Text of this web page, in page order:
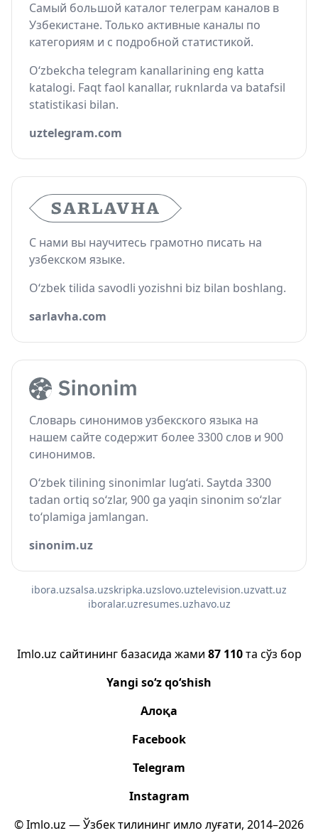
Самый большой каталог телеграм каналов в
Узбекистане. Только активные каналы по
категориям и с подробной статистикой.
O‘zbekcha telegram kanallarining eng katta
katalogi. Faqt faol kanallar, ruknlarda va batafsil
statistikasi bilan.
uztelegram.com
С нами вы научитесь грамотно писать на
узбекском языке.
O‘zbek tilida savodli yozishni biz bilan boshlang.
sarlavha.com
Словарь синонимов узбекского языка на
нашем сайте содержит более 3300 слов и 900
синонимов.
O‘zbek tilining sinonimlar lug‘ati. Saytda 3300
tadan ortiq so‘zlar, 900 ga yaqin sinonim so‘zlar
to‘plamiga jamlangan.
sinonim.uz
ibora.uzsalsa.uzskripka.uzslovo.uztelevision.uzvatt.uz
iboralar.uzresumes.uzhavo.uz
Imlo.uz сайтининг базасида жами 87 110та сўз бор
Yangi so‘z qo‘shish
Алоқа
Facebook
Telegram
Instagram
© Imlo.uz — Ўзбек тилининг имло луғати, 2014–2026